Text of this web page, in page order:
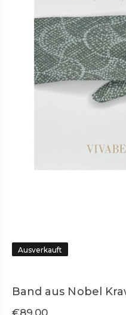
Ausverkauft
Band aus Nobel
€89,00